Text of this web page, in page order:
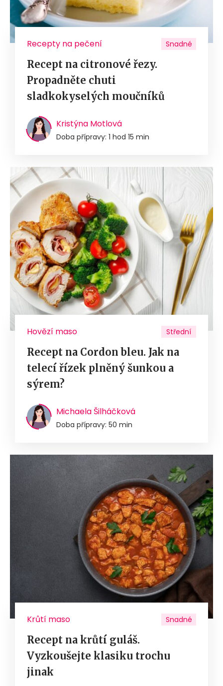
Recepty na pečení Snadné
Recept na citronové řezy.
Propadněte chuti
sladkokyselých moučníků
Kristýna Motlová
Doba přípravy: 1 hod 15 min
Hovězí maso Střední
Recept na Cordon bleu. Jak na
telecí řízek plněný šunkou a
sýrem?
Michaela Šilháčková
Doba přípravy: 50 min
Krůtí maso Snadné
Recept na krůtí guláš.
Vyzkoušejte klasiku trochu
jinak